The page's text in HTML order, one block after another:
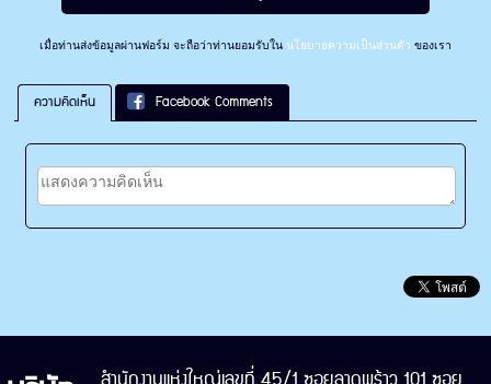
เมื่อท่านส่งข้อมูลผ่านฟอร์ม จะถือว่าท่านยอมรับใน นโยบายความเป็นส่วนตัว ของเรา
ความคิดเห็น Facebook Comments